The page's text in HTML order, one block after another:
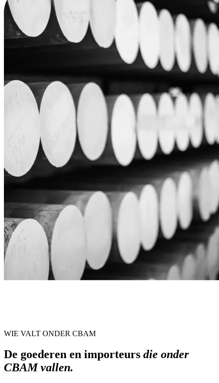
WIE VALT ONDER CBAM
De goederen en importeurs die onder
CBAM vallen.